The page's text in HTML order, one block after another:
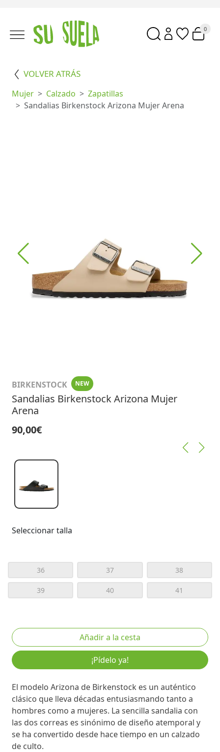
0
VOLVER ATRÁS
Mujer Calzado
Zapatillas
Sandalias Birkenstock Arizona Mujer Arena
BIRKENSTOCK NEW
Sandalias Birkenstock Arizona Mujer
Arena
90,00€
Seleccionar talla
36 37 38
39 40 41
¡Pídelo ya!
El modelo Arizona de Birkenstock es un auténtico
clásico que lleva décadas entusiasmando tanto a
hombres como a mujeres. La sencilla sandalia con
las dos correas es sinónimo de diseño atemporal y
se ha convertido desde hace tiempo en un calzado
de culto.